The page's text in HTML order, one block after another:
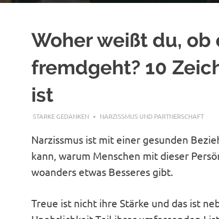
Woher weißt du, ob
fremdgeht? 10
ist
MÄRZ 9, 2024
STARKE GEDANKEN NARZISSMUS UND PARTNERSCHAFT
Narzissmus ist mit einer gesunden
kann, warum Menschen mit dieser
woanders etwas Besseres gibt.
Treue ist nicht ihre Stärke und das ist